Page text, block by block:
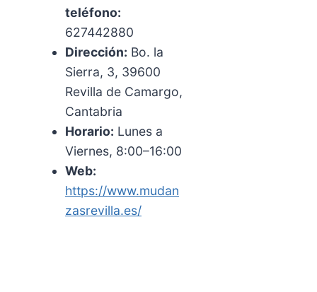
teléfono:
627442880
Dirección: Bo. la
Sierra, 3, 39600
Revilla de Camargo,
Cantabria
Horario: Lunes a
Viernes, 8:00–16:00
Web:
https://www.mudan
zasrevilla.es/